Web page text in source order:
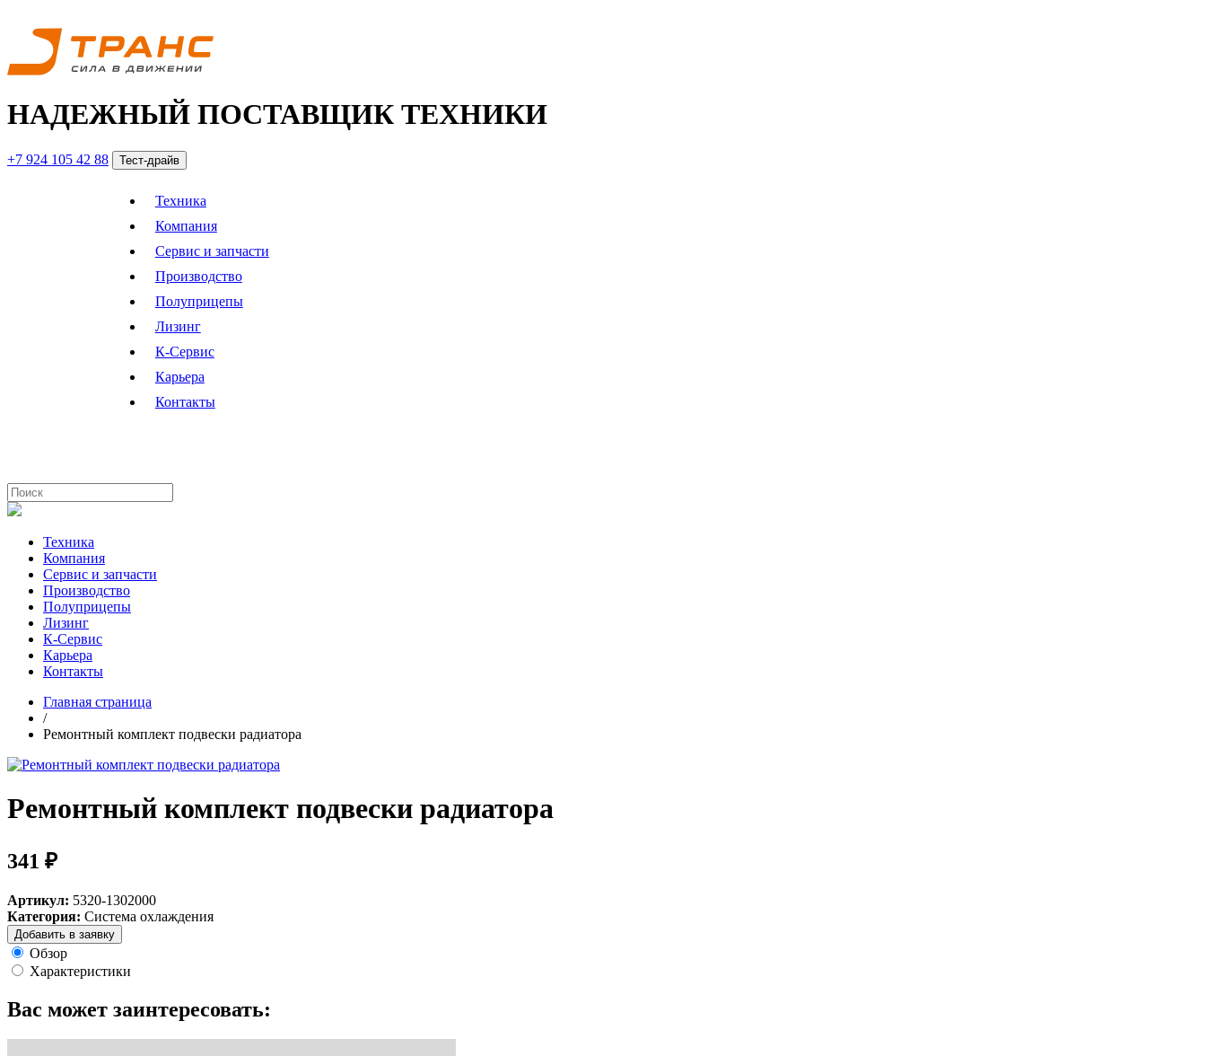
НАДЕЖНЫЙ ПОСТАВЩИК ТЕХНИКИ
+7 924 105 42 88 Тест-драйв
Техника
Компания
Сервис и запчасти
Производство
Полуприцепы
Лизинг
К-Сервис
Карьера
Контакты
Техника
Компания
Сервис и запчасти
Производство
Полуприцепы
Лизинг
К-Сервис
Карьера
Контакты
Главная страница
/
Ремонтный комплект подвески радиатора
Ремонтный комплект подвески радиатора
341 ₽
Артикул: 5320-1302000
Категория: Система охлаждения
Добавить в заявку
Обзор
Характеристики
Вас может заинтересовать: